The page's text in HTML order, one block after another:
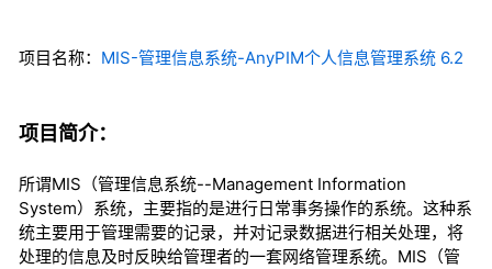
项目名称： MIS-管理信息系统-AnyPIM个人信息管理系统 6.2
项目简介：
所谓MIS（管理信息系统--Management Information
System）系统，主要指的是进行日常事务操作的系统。这种系
统主要用于管理需要的记录，并对记录数据进行相关处理，将
处理的信息及时反映给管理者的一套网络管理系统。MIS（管